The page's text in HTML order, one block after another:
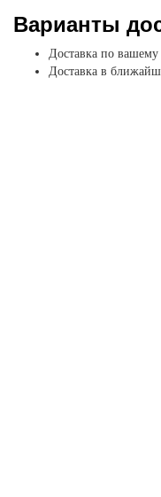
Варианты
Доставка по вашему
Доставка в